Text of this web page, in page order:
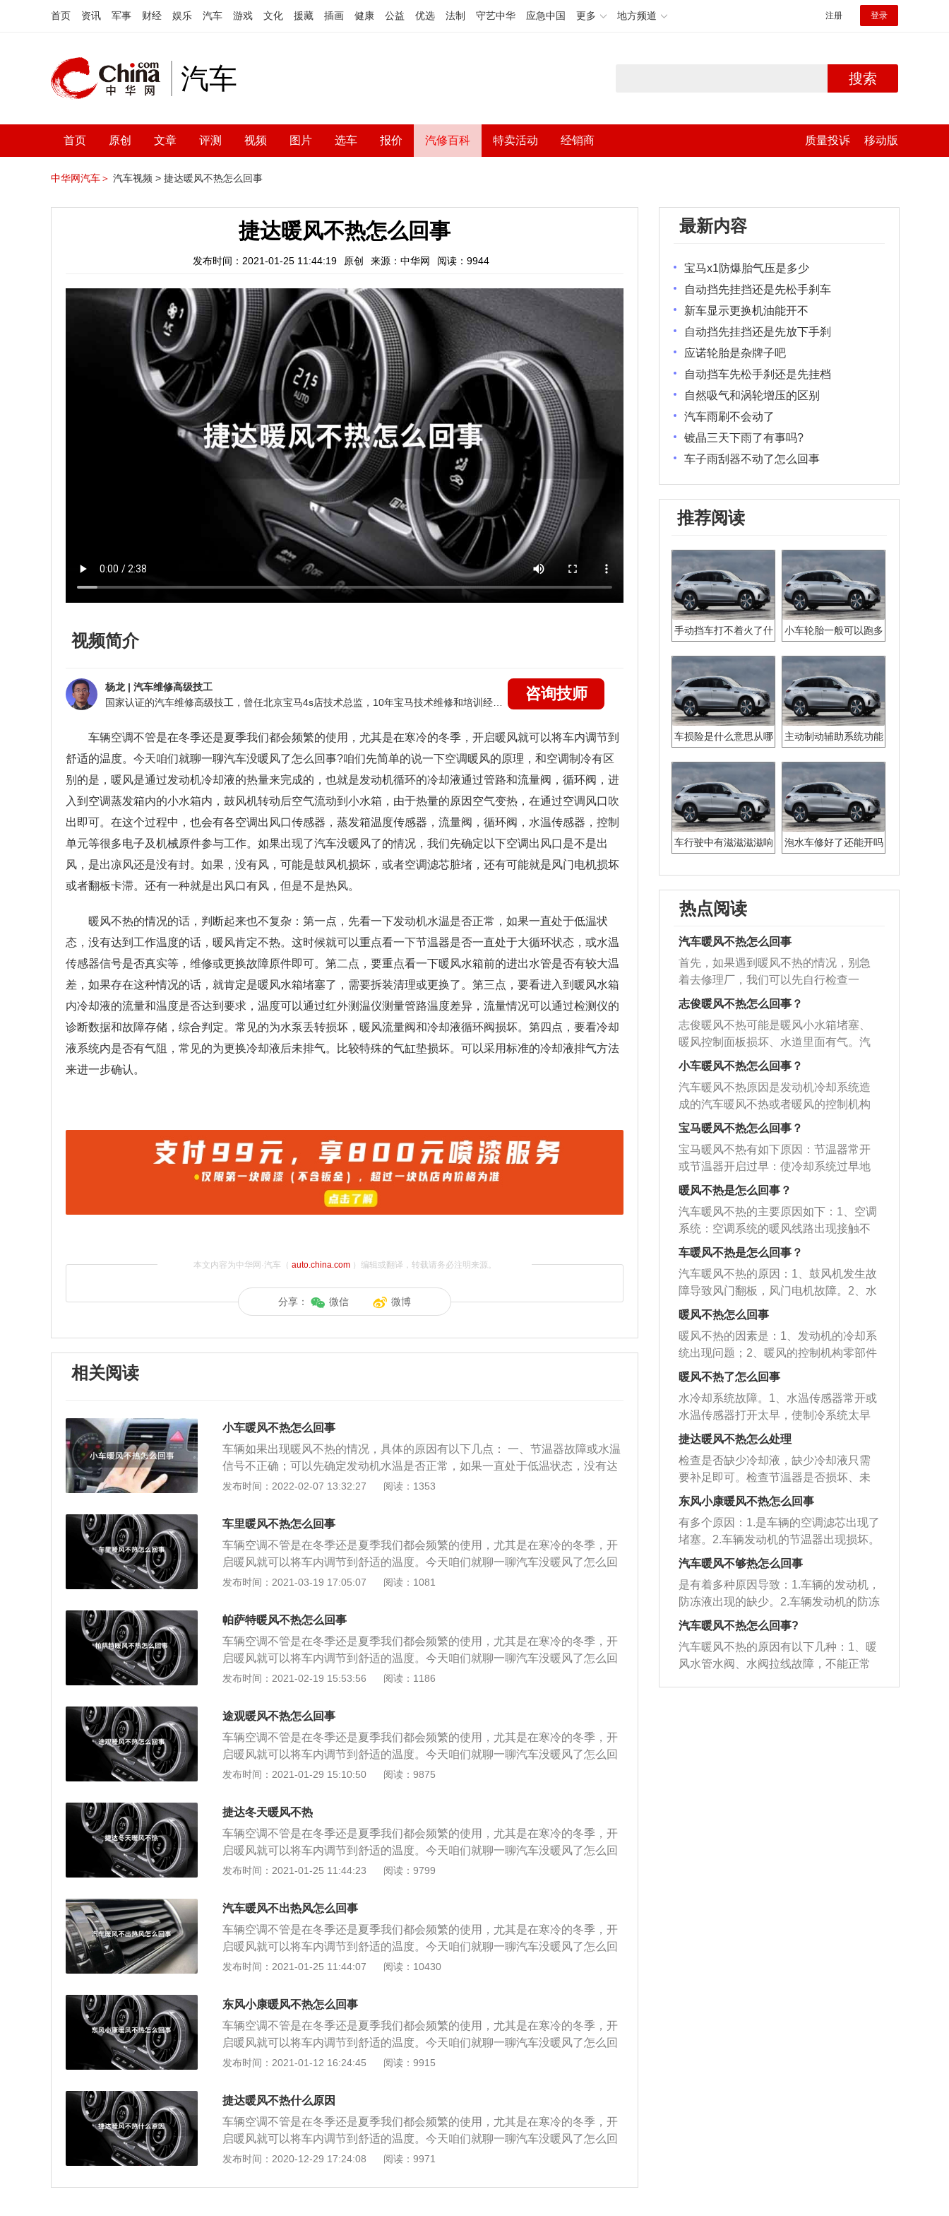
首页 资讯 军事 财经 娱乐 汽车 游戏 文化 援藏 插画 健康 公益 优选 法制 守艺中华 应急中国 更多 地方频道 注册 登录
汽车 搜索
首页 原创 文章 评测 视频 图片 选车 报价 汽修百科 特卖活动 经销商 质量投诉 移动版
中华网汽车＞ 汽车视频 > 捷达暖风不热怎么回事
捷达暖风不热怎么回事
发布时间：2021-01-25 11:44:19 原创 来源：中华网 阅读：9944
视频简介
杨龙| 汽车维修高级技工
国家认证的汽车维修高级技工，曾任北京宝马4s店技术总监，10年宝马技术维修和培训经验，擅长：宝马全系疑难故障诊断维修，远程维修技术指导
咨询技师
车辆空调不管是在冬季还是夏季我们都会频繁的使用，尤其是在寒冷的冬季，开启暖风就可以将车内调节到
舒适的温度。今天咱们就聊一聊汽车没暖风了怎么回事?咱们先简单的说一下空调暖风的原理，和空调制冷有区
别的是，暖风是通过发动机冷却液的热量来完成的，也就是发动机循环的冷却液通过管路和流量阀，循环阀，进
入到空调蒸发箱内的小水箱内，鼓风机转动后空气流动到小水箱，由于热量的原因空气变热，在通过空调风口吹
出即可。在这个过程中，也会有各空调出风口传感器，蒸发箱温度传感器，流量阀，循环阀，水温传感器，控制
单元等很多电子及机械原件参与工作。如果出现了汽车没暖风了的情况，我们先确定以下空调出风口是不是出
风，是出凉风还是没有封。如果，没有风，可能是鼓风机损坏，或者空调滤芯脏堵，还有可能就是风门电机损坏
或者翻板卡滞。还有一种就是出风口有风，但是不是热风。
暖风不热的情况的话，判断起来也不复杂：第一点，先看一下发动机水温是否正常，如果一直处于低温状
态，没有达到工作温度的话，暖风肯定不热。这时候就可以重点看一下节温器是否一直处于大循环状态，或水温
传感器信号是否真实等，维修或更换故障原件即可。第二点，要重点看一下暖风水箱前的进出水管是否有较大温
差，如果存在这种情况的话，就肯定是暖风水箱堵塞了，需要拆装清理或更换了。第三点，要看进入到暖风水箱
内冷却液的流量和温度是否达到要求，温度可以通过红外测温仪测量管路温度差异，流量情况可以通过检测仪的
诊断数据和故障存储，综合判定。常见的为水泵丢转损坏，暖风流量阀和冷却液循环阀损坏。第四点，要看冷却
液系统内是否有气阻，常见的为更换冷却液后未排气。比较特殊的气缸垫损坏。可以采用标准的冷却液排气方法
来进一步确认。
本文内容为中华网·汽车（ auto.china.com）编辑或翻译，转载请务必注明来源。
分享： 微信 微博
相关阅读
小车暖风不热怎么回事
车辆如果出现暖风不热的情况，具体的原因有以下几点： 一、节温器故障或水温
信号不正确；可以先确定发动机水温是否正常，如果一直处于低温状态，没有达
到工作温度的话，暖风肯定不热。这时候就可以重点看一下节温器是否一直处于
风水箱堵塞；要重点看一下暖风水箱前的进出水管是否有较大温差，如果存在这
种情况的话，就肯定是暖风水箱堵塞了，需要拆装清理或更换了。 三、常见的为
水泵丢转损坏，暖风流量阀和冷却液循环阀损坏；要看进入到暖风水箱内冷却液
的流量和温度是否达到要求，温度可以通过红外测温仪测量管路温度差异，流量
情况可以通过检测仪的诊断数据和故障存储，综合判定。 四、冷却液内有气阻；
垫损坏。可以采用标准的冷却液排气方法来进一步确认。
发布时间：2022-02-07 13:32:27 阅读：1353
车里暖风不热怎么回事
车辆空调不管是在冬季还是夏季我们都会频繁的使用，尤其是在寒冷的冬季，开
启暖风就可以将车内调节到舒适的温度。今天咱们就聊一聊汽车没暖风了怎么回
事?咱们先简单的说一下空调暖风的原理，和空调制冷有区别的是，暖风是通过
循环阀，进入到空调蒸发箱内的小水箱内，鼓风机转动后空气流动到小水箱，由
于热量的原因空气变热，在通过空调风口吹出即可。在这个过程中，也会有各空
调出风口传感器，蒸发箱温度传感器，流量阀，循环阀，水温传感器，控制单元
等很多电子及机械原件参与工作。如果出现了汽车没暖风了的情况，我们先确定
以下空调出风口是不是出风，是出凉风还是没有封。如果，没有风，可能是鼓风
种就是出风口有风，但是不是热风。 暖风不热的情况的话，判断起来也不复杂：
第一点，先看一下发动机水温是否正常，如果一直处于低温状态，没有达到工作
温度的话，暖风肯定不热。这时候就可以重点看一下节温器是否一直处于大循环
点看一下暖风水箱前的进出水管是否有较大温差，如果存在这种情况的话，就肯
冷却液的流量和温度是否达到要求，温度可以通过红外测温仪测量管路温度差
异，流量情况可以通过检测仪的诊断数据和故障存储，综合判定。常见的为水泵
丢转损坏，暖风流量阀和冷却液循环阀损坏。第四点，要看冷却液系统内是否有
气阻，常见的为更换冷却液后未排气。比较特殊的气缸垫损坏。可以采用标准的
发布时间：2021-03-19 17:05:07 阅读：1081
帕萨特暖风不热怎么回事
车辆空调不管是在冬季还是夏季我们都会频繁的使用，尤其是在寒冷的冬季，开
启暖风就可以将车内调节到舒适的温度。今天咱们就聊一聊汽车没暖风了怎么回
事?咱们先简单的说一下空调暖风的原理，和空调制冷有区别的是，暖风是通过
循环阀，进入到空调蒸发箱内的小水箱内，鼓风机转动后空气流动到小水箱，由
于热量的原因空气变热，在通过空调风口吹出即可。在这个过程中，也会有各空
调出风口传感器，蒸发箱温度传感器，流量阀，循环阀，水温传感器，控制单元
等很多电子及机械原件参与工作。如果出现了汽车没暖风了的情况，我们先确定
以下空调出风口是不是出风，是出凉风还是没有封。如果，没有风，可能是鼓风
种就是出风口有风，但是不是热风。 暖风不热的情况的话，判断起来也不复杂：
第一点，先看一下发动机水温是否正常，如果一直处于低温状态，没有达到工作
温度的话，暖风肯定不热。这时候就可以重点看一下节温器是否一直处于大循环
点看一下暖风水箱前的进出水管是否有较大温差，如果存在这种情况的话，就肯
冷却液的流量和温度是否达到要求，温度可以通过红外测温仪测量管路温度差
异，流量情况可以通过检测仪的诊断数据和故障存储，综合判定。常见的为水泵
丢转损坏，暖风流量阀和冷却液循环阀损坏。第四点，要看冷却液系统内是否有
气阻，常见的为更换冷却液后未排气。比较特殊的气缸垫损坏。可以采用标准的
发布时间：2021-02-19 15:53:56 阅读：1186
途观暖风不热怎么回事
车辆空调不管是在冬季还是夏季我们都会频繁的使用，尤其是在寒冷的冬季，开
启暖风就可以将车内调节到舒适的温度。今天咱们就聊一聊汽车没暖风了怎么回
事?咱们先简单的说一下空调暖风的原理，和空调制冷有区别的是，暖风是通过
循环阀，进入到空调蒸发箱内的小水箱内，鼓风机转动后空气流动到小水箱，由
于热量的原因空气变热，在通过空调风口吹出即可。在这个过程中，也会有各空
调出风口传感器，蒸发箱温度传感器，流量阀，循环阀，水温传感器，控制单元
等很多电子及机械原件参与工作。如果出现了汽车没暖风了的情况，我们先确定
以下空调出风口是不是出风，是出凉风还是没有封。如果，没有风，可能是鼓风
种就是出风口有风，但是不是热风。 暖风不热的情况的话，判断起来也不复杂：
第一点，先看一下发动机水温是否正常，如果一直处于低温状态，没有达到工作
温度的话，暖风肯定不热。这时候就可以重点看一下节温器是否一直处于大循环
点看一下暖风水箱前的进出水管是否有较大温差，如果存在这种情况的话，就肯
冷却液的流量和温度是否达到要求，温度可以通过红外测温仪测量管路温度差
异，流量情况可以通过检测仪的诊断数据和故障存储，综合判定。常见的为水泵
丢转损坏，暖风流量阀和冷却液循环阀损坏。第四点，要看冷却液系统内是否有
气阻，常见的为更换冷却液后未排气。比较特殊的气缸垫损坏。可以采用标准的
发布时间：2021-01-29 15:10:50 阅读：9875
捷达冬天暖风不热
车辆空调不管是在冬季还是夏季我们都会频繁的使用，尤其是在寒冷的冬季，开
启暖风就可以将车内调节到舒适的温度。今天咱们就聊一聊汽车没暖风了怎么回
事?咱们先简单的说一下空调暖风的原理，和空调制冷有区别的是，暖风是通过
循环阀，进入到空调蒸发箱内的小水箱内，鼓风机转动后空气流动到小水箱，由
于热量的原因空气变热，在通过空调风口吹出即可。在这个过程中，也会有各空
调出风口传感器，蒸发箱温度传感器，流量阀，循环阀，水温传感器，控制单元
等很多电子及机械原件参与工作。如果出现了汽车没暖风了的情况，我们先确定
以下空调出风口是不是出风，是出凉风还是没有封。如果，没有风，可能是鼓风
种就是出风口有风，但是不是热风。 暖风不热的情况的话，判断起来也不复杂：
第一点，先看一下发动机水温是否正常，如果一直处于低温状态，没有达到工作
温度的话，暖风肯定不热。这时候就可以重点看一下节温器是否一直处于大循环
点看一下暖风水箱前的进出水管是否有较大温差，如果存在这种情况的话，就肯
冷却液的流量和温度是否达到要求，温度可以通过红外测温仪测量管路温度差
异，流量情况可以通过检测仪的诊断数据和故障存储，综合判定。常见的为水泵
丢转损坏，暖风流量阀和冷却液循环阀损坏。第四点，要看冷却液系统内是否有
气阻，常见的为更换冷却液后未排气。比较特殊的气缸垫损坏。可以采用标准的
发布时间：2021-01-25 11:44:23 阅读：9799
汽车暖风不出热风怎么回事
车辆空调不管是在冬季还是夏季我们都会频繁的使用，尤其是在寒冷的冬季，开
启暖风就可以将车内调节到舒适的温度。今天咱们就聊一聊汽车没暖风了怎么回
事?咱们先简单的说一下空调暖风的原理，和空调制冷有区别的是，暖风是通过
循环阀，进入到空调蒸发箱内的小水箱内，鼓风机转动后空气流动到小水箱，由
于热量的原因空气变热，在通过空调风口吹出即可。在这个过程中，也会有各空
调出风口传感器，蒸发箱温度传感器，流量阀，循环阀，水温传感器，控制单元
等很多电子及机械原件参与工作。如果出现了汽车没暖风了的情况，我们先确定
以下空调出风口是不是出风，是出凉风还是没有封。如果，没有风，可能是鼓风
种就是出风口有风，但是不是热风。 暖风不热的情况的话，判断起来也不复杂：
第一点，先看一下发动机水温是否正常，如果一直处于低温状态，没有达到工作
温度的话，暖风肯定不热。这时候就可以重点看一下节温器是否一直处于大循环
点看一下暖风水箱前的进出水管是否有较大温差，如果存在这种情况的话，就肯
发布时间：2021-01-25 11:44:07 阅读：10430
东风小康暖风不热怎么回事
车辆空调不管是在冬季还是夏季我们都会频繁的使用，尤其是在寒冷的冬季，开
启暖风就可以将车内调节到舒适的温度。今天咱们就聊一聊汽车没暖风了怎么回
事?咱们先简单的说一下空调暖风的原理，和空调制冷有区别的是，暖风是通过
循环阀，进入到空调蒸发箱内的小水箱内，鼓风机转动后空气流动到小水箱，由
于热量的原因空气变热，在通过空调风口吹出即可。在这个过程中，也会有各空
调出风口传感器，蒸发箱温度传感器，流量阀，循环阀，水温传感器，控制单元
等很多电子及机械原件参与工作。如果出现了汽车没暖风了的情况，我们先确定
以下空调出风口是不是出风，是出凉风还是没有封。如果，没有风，可能是鼓风
发布时间：2021-01-12 16:24:45 阅读：9915
捷达暖风不热什么原因
车辆空调不管是在冬季还是夏季我们都会频繁的使用，尤其是在寒冷的冬季，开
启暖风就可以将车内调节到舒适的温度。今天咱们就聊一聊汽车没暖风了怎么回
事?咱们先简单的说一下空调暖风的原理，和空调制冷有区别的是，暖风是通过
循环阀，进入到空调蒸发箱内的小水箱内，鼓风机转动后空气流动到小水箱，由
发布时间：2020-12-29 17:24:08 阅读：9971
最新内容
宝马x1防爆胎气压是多少
自动挡先挂挡还是先松手刹车
新车显示更换机油能开不
自动挡先挂挡还是先放下手刹
应诺轮胎是杂牌子吧
自动挡车先松手刹还是先挂档
自然吸气和涡轮增压的区别
汽车雨刷不会动了
镀晶三天下雨了有事吗?
车子雨刮器不动了怎么回事
推荐阅读
手动挡车打不着火了什
小车轮胎一般可以跑多
车损险是什么意思从哪
主动制动辅助系统功能
车行驶中有滋滋滋滋响
泡水车修好了还能开吗
热点阅读
汽车暖风不热怎么回事
首先，如果遇到暖风不热的情况，别急
着去修理厂，我们可以先自行检查一
下，那都应该检查些什么呢？第一，我
们可以检查一下鼓风机各档位的运转情
况，看看是否每个挡位都达到足够的转
速了第二点，我们可以检查一下水泵叶
轮是否破损或丢失，如果这里出现了问
题，热量就会上不来第三，我们要看看
发动机冷却系统是否有气阻，气阻会导
高、暖风不热的情况。第四点，我们需
要检查节温器，节温器打开但无法关闭
的话，会导致水的小循环跟大循环直
通，从而导致暖风不热的情况。
志俊暖风不热怎么回事？
志俊暖风不热可能是暖风小水箱堵塞、
暖风控制面板损坏、水道里面有气。汽
车暖风系统长期不使用，冬天使用时可
能出现暖风不热的现象，主要原因是因
为暖风小水箱堵塞，暖风小水箱堵塞之
后，热水不通过小水箱，导致不出暖风
的现象，暖风小水箱堵塞可能会导致吹
出来的是冷风，造成这种现象的原因是
长期不更换防冻液引发的。如果长时间
箱堵塞的情况，建议在冬天来临前对汽
车的暖风系统做一个比较全面的养护。
暖风控制面板损坏如同家里的灯泡控制
开关坏了，当打开暖风开关时，由于暖
风开关失效，不能传递相应的暖风供应
信号，导致暖风不热的现象，如果是由
于暖风开关导致的暖风不热，需要进行
专业的维修处理。水道里面有气，导致
热气供应不足，出现暖风异常的现象，
水道里面有气不仅会让暖风不热，情况
故障，需要及时找专业的维修人员处
理。
小车暖风不热怎么回事？
汽车暖风不热原因是发动机冷却系统造
成的汽车暖风不热或者暖风的控制机构
工作不良导致。汽车暖风信息如下:.汽车
暖风简介：汽车暖风系统可实现供暖、
除霜、调节温度与湿度等功能。汽车暖
风故障判别方法：看一下暖风小水箱的
两个进水管温度，如果两根管都够热，
说明是风量控制机构问题，反之，如果
两根水管都凉，或者是一根热一根凉，
有气，很可能是汽缸垫有破损向冷却系
统串气所至。如果暖风小水箱的进水管
很热，而出水管较凉，这种情况应是暖
风小水箱有堵塞。应更换暖风小水箱。
宝马暖风不热怎么回事？
宝马暖风不热有如下原因：节温器常开
或节温器开启过早：使冷却系统过早地
进行大循环，而外部气温很低，特别是
车跑起来时，冷风很快把防冻液冷却，
发动机水温上不来，暖风也不会热。水
泵叶轮破损或丢转：使流经暖风小水箱
的流量不够，热量上不来。发动机冷却
系统有气阻：气阻导致冷却系统循环不
良，造成水温高，暖风不热的故障。如
破损向冷却系统串气所致；如果暖风小
水箱的进水管很热，而出水管较凉，这
种情况应是暖风小水箱有堵塞，应更换
暖风小水箱。
暖风不热是怎么回事？
汽车暖风不热的主要原因如下：1、空调
系统：空调系统的暖风线路出现接触不
良的现象，从而导致暖风系统无法正常
进行工作。2、发动机：发动机冷却造成
车辆的暖风不热，因为车辆的暖风主要
来源于车辆的发动机热量，一旦发动机
出现冷却的现象，则会导致无法制热。
以下是汽车空调日常保养的方法：1、空
调滤清器：要定期更换，尤其是北方风
定期检查：制冷剂液面高度，简单的方
法是用干燥器的探视孔检查，如果发现
油面过低应及时添加。3、冷凝器：安装
在迎风一面往往会有许多灰尘、泥土、
树叶等异物，时间久这些异物就会导致
冷凝器工作效果降低，所以要定期进行
清理。4、高温：腐蚀、振动、撞击等都
易缩短空调软管的使用寿命，要定期更
换空调系统软管，还要定期检查空调系
统软管和管道接头是否有油迹。5、蒸发
机运转正常，排水管保持清洁、畅通，
保证冷凝水及时排走。
车暖风不热是怎么回事？
汽车暖风不热的原因：1、鼓风机发生故
障导致风门翻板，风门电机故障。2、水
温传感器信号发生故障。3、暖风水箱堵
塞，需要拆装清理或更换。4、水泵丢转
损坏，暖风流量阀和冷却液循环阀损
坏。5、更换冷却液后未排气。以下关于
汽车暖风不热的解决方法：1、检查鼓风
机的各挡位运转情况，每个挡位都要达
到足够的转速。2、加装或更换新节温
感觉两根暖风水管，若温度相差很大直
接用水枪或气枪通暖风水箱或热交换器
即可。4、检查滤清器是否脏污堵塞，进
行清理，必要时要及时更换。5、及时排
暖风不热怎么回事
暖风不热的因素是：1、发动机的冷却系
统出现问题；2、暖风的控制机构零部件
发生问题；3、可以检查暖风小水箱的2
个入水管温度，假若全是温度够热，则
说明暖风控制机构没有问题，假若全是
冷的或是一热一冷，便是冷却系统出毛
病。如果是发动机的冷却系统遭到了气
阻造成的冷却循环没有办法正常运行，
可能会出现暖风不热的情况。要是暖风
箱出现堵塞要去替换。车子的水泵叶轮
出现破坏或是丢转，造成水箱中流过的
水量降低，也可能会造成暖风不热，这
个时候要替换新的水泵叶轮。暖风的控
制机构零部件发生问题的因素可能是滤
清器发生了阻塞，导致鼓风机吹进车里
的风量不足或是冷热风划分不合理。另
外也需要检查鼓风机的各挡位是不是可
以实现足够的转速，检查暖冷风的控制
翻板是不是有脱落的问题，要及时维修
暖风不热了怎么回事
水冷却系统故障。1、水温传感器常开或
水温传感器打开太早，使制冷系统太早
的做好大循环系统，而外界温度很低；
2、尤其是车跑起来时，冷气迅速把防冻
液水冷却，发动机水的温度上不来，暧
风也不会热。发动机制冷系统有气阻，
气阻致使制冷系统循环系统欠佳，导致
水的温度高，暧风不热。要是制冷系统
总会有气，很可能是气缸垫有毁坏向制
进水口很热，而出水口较凉，这样的事
情应该是暧风小储水箱有堵塞。应更换
暧风小储水箱。有堵塞就清洗一下。要
是没有堵塞，那么你自己检测下暧风的
进水口和回水管是不是热，水管热就表
明你的电暖风里的隔风板部位有误，不
可以按你的需要来分导风向。不热那就
是暖风水箱堵了。控制面板里面有冷气
捷达暖风不热怎么处理
检查是否缺少冷却液，缺少冷却液只需
要补足即可。检查节温器是否损坏、未
安装，节温器损坏、未安装只需要更
换、加装新节温器即可。车辆暖风系统
不热可以分为两方面的原因，一是发动
机冷却系统造成的，一是暖风的控制机
构工作不良导致的。在维修时，我们要
先判定是哪一方面原因引起的，再进行
相应的维修。判别的方法很简单，看一
两根管都够热，说明是风量控制机构问
题，反之，如果两根水管都凉，或者是
一根热一根凉，说明是冷却系统问题。
东风小康暖风不热怎么回事
有多个原因：1.是车辆的空调滤芯出现了
堵塞。2.车辆发动机的节温器出现损坏。
3.车辆发动机的防冻液出现了缺少情况。
4.车辆的暖风控制面板出现问题。5.车辆
暖风的鼓风机出现损坏。要根据问题来
逐一检查维修。机动车辆的暖风系统是
可以改善车厢内温度的功能，当机动车
辆的车厢内部温度过低时，可以开启车
辆的暖风系统，提高车内的温度，给机
汽车暖风不够热怎么回事
是有着多种原因导致：1.车辆的发动机，
防冻液出现的缺少。2.车辆发动机的防冻
液到了更换的周期需要更换。3.车辆的发
动机节温器出现了损坏，需要对节温器
进行更换，更换节温器之后，车辆需要
重新添加防冻液。机动车辆的暖风系统
可以实现供暖橱窗调节温度和湿度的功
汽车暖风不热怎么回事?
汽车暖风不热的原因有以下几种：1、暖
风水管水阀、水阀拉线故障，不能正常